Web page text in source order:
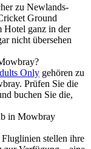
zu Newlands-
Ground
Hotel ganz in der
nicht übersehen
Only gehören zu
Prüfen Sie die
buchen Sie die,
in Mowbray
stellen ihre